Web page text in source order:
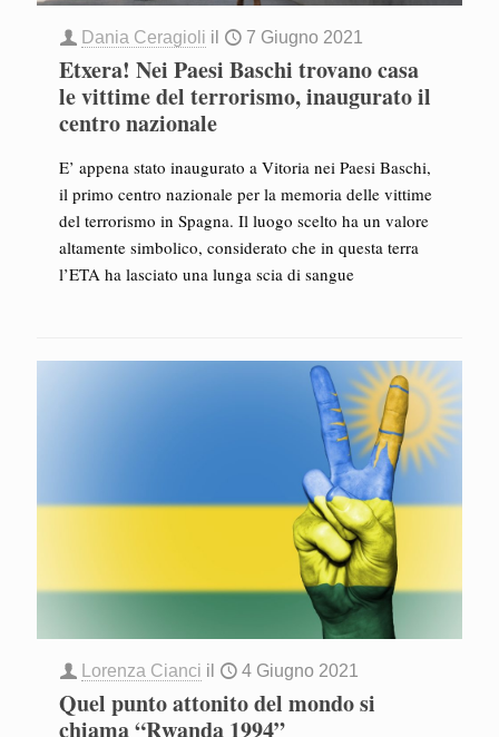
Dania Ceragioli il 7 Giugno 2021
Etxera! Nei Paesi Baschi trovano casa
le vittime del terrorismo, inaugurato il
centro nazionale
E’ appena stato inaugurato a Vitoria nei Paesi Baschi,
il primo centro nazionale per la memoria delle vittime
del terrorismo in Spagna. Il luogo scelto ha un valore
altamente simbolico, considerato che in questa terra
l’ETA ha lasciato una lunga scia di sangue
Lorenza Cianci il 4 Giugno 2021
Quel punto attonito del mondo si
chiama “Rwanda 1994”